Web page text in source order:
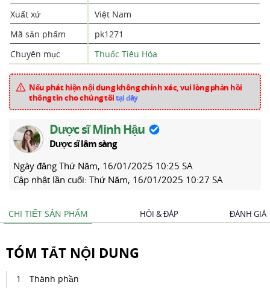
Xuất xứ
Việt Nam
Mã sản phẩm
pk1271
Chuyên mục
Thuốc Tiêu Hóa
Nếu phát hiện nội dung không chính xác, vui lòng phản hồi
thông tin cho chúng tôitại đây
Dược sĩ Minh Hậu
Dược sĩ lâm sàng
Ngày đăng Thứ Năm, 16/01/2025 10:25 SA
Cập nhật lần cuối: Thứ Năm, 16/01/2025 10:27 SA
CHI TIẾT SẢN PHẨM HỎI & ĐÁP ĐÁNH GIÁ
TÓM TẮT NỘI DUNG
Thành phần